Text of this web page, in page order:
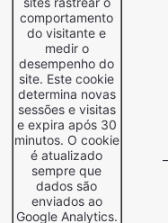
comportamento
do visitante e
medir o
desempenho do
site. Este cookie
determina novas
sessões e visitas
e expira após 30
minutos. O cookie
é atualizado
sempre que
dados são
enviados ao
Google Analytics.